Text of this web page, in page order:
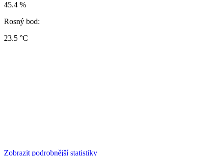
45.4 %
Rosný bod:
23.5 °C
Zobrazit podrobnější statistiky